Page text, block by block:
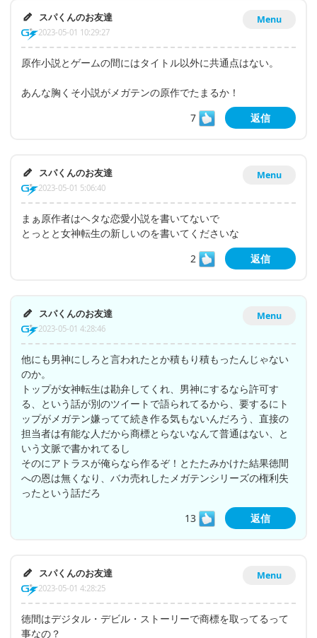
Menu
スパくんのお友達
2023-05-01 10:29:27
原作小説とゲームの間にはタイトル以外に共通点はない。
あんな胸くそ小説がメガテンの原作でたまるか！
7
返信
Menu
スパくんのお友達
2023-05-01 5:06:40
まぁ原作者はヘタな恋愛小説を書いてないで
とっとと女神転生の新しいのを書いてくださいな
2
返信
Menu
スパくんのお友達
2023-05-01 4:28:46
他にも男神にしろと言われたとか積もり積もったんじゃない
のか。
トップが女神転生は勘弁してくれ、男神にするなら許可す
る、という話が別のツイートで語られてるから、要するにト
ップがメガテン嫌ってて続き作る気もないんだろう、直接の
担当者は有能な人だから商標とらないなんて普通はない、と
いう文脈で書かれてるし
そのにアトラスが俺らなら作るぞ！とたたみかけた結果徳間
への恩は無くなり、バカ売れしたメガテンシリーズの権利失
ったという話だろ
13
返信
Menu
スパくんのお友達
2023-05-01 4:28:25
徳間はデジタル・デビル・ストーリーで商標を取ってるって
事なの？